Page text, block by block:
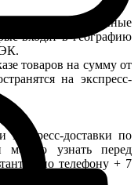
регионы и населенные
входят в географию
товаров на сумму от
на экспресс-
экспресс-доставки по
можно узнать перед
по телефону + 7